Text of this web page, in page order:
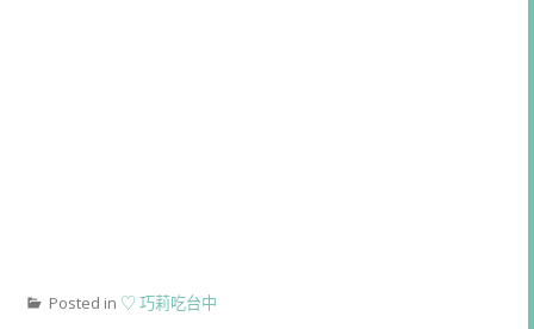
Posted in ♡ 巧莉吃台中